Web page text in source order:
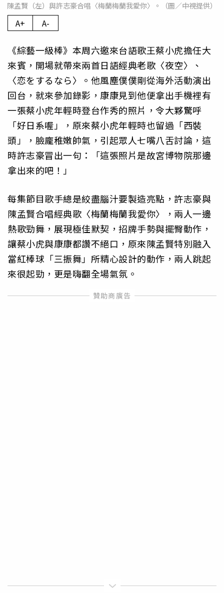
陳孟賢（左）與許志豪合唱〈梅蘭梅蘭我愛你〉。（圖／中視提供）
A+ A-
《綜藝一級棒》本周六邀來台語歌王蔡小虎擔任大
來賓，開場就帶來兩首日語經典老歌〈夜空〉、
〈恋をするなら〉。他風塵僕僕剛從海外活動演出
回台，就來參加錄影，康康見到他便拿出手機裡有
一張蔡小虎年輕時登台作秀的照片，令大夥驚呼
「好日系喔」，原來蔡小虎年輕時也留過「西裝
頭」，臉龐稚嫩帥氣，引起眾人七嘴八舌討論，這
時許志豪冒出一句：「這張照片是故宮博物院那邊
拿出來的吧！」
每集節目歌手總是絞盡腦汁要製造亮點，許志豪與
陳孟賢合唱經典歌〈梅蘭梅蘭我愛你〉，兩人一邊
熱歌勁舞，展現極佳默契，招牌手勢與擺臀動作，
讓蔡小虎與康康都讚不絕口，原來陳孟賢特別融入
當紅棒球「三振舞」所精心設計的動作，兩人跳起
來很起勁，更是嗨翻全場氣氛。